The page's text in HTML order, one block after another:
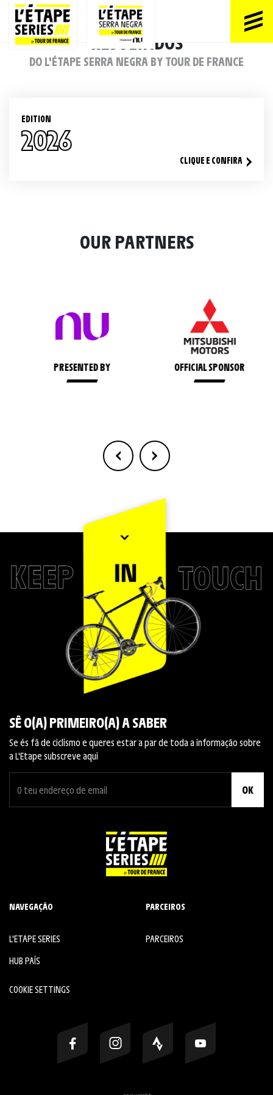
RESULTADOS
DO L'ÉTAPE SERRA NEGRA BY TOUR DE FRANCE
EDITION
2026
CLIQUE E CONFIRA
OUR PARTNERS
PRESENTED BY OFFICIAL SPONSOR
SÊ O(A) PRIMEIRO(A) A SABER
Se és fã de ciclismo e queres estar a par de toda a informação sobre
a L'Etape subscreve aqui
OK
NAVEGAÇÃO
L'ETAPE SERIES
HUB PAÍS
PARCEIROS
PARCEIROS
COOKIE SETTINGS